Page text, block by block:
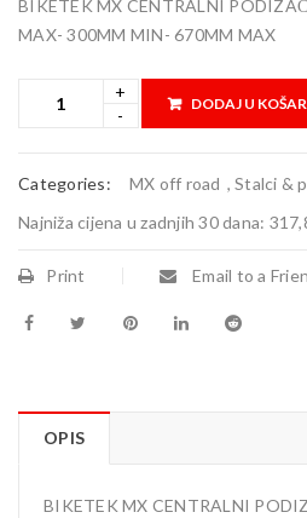
BIKETEK MX CENTRALNI
MAX- 300MM MIN- 670MM MAX
DODAJ U
Categories: MX off road , Stalci &
Najniža cijena u zadnjih 30 dana:
Print Email to a
OPIS
BIKETEK MX CENTRALNI